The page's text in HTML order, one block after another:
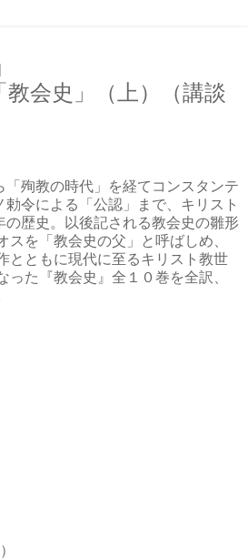
会史」（上）（講談
「殉教の時代」を経てコンスタンテ
勅令による「公認」まで、キリスト
の歴史。以後記される教会史の雛形
スを「教会史の父」と呼ばしめ、
とともに現代に至るキリスト教世
った『教会史』全１０巻を全訳、